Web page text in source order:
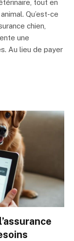
tout en
Qu’est-ce
chien,
une
Au lieu de payer